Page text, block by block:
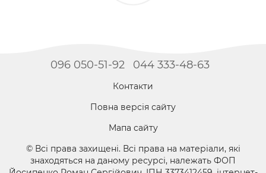
096 050-51-92 044 333-48-63
Контакти
Повна версія сайту
Мапа сайту
© Всі права захищені. Всі права на матеріали, які
знаходяться на даному ресурсі, належать ФОП